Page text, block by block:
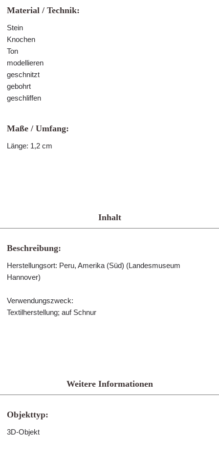
Material / Technik:
Stein
Knochen
Ton
modellieren
geschnitzt
gebohrt
geschliffen
Maße / Umfang:
Länge: 1,2 cm
Inhalt
Beschreibung:
Herstellungsort: Peru, Amerika (Süd) (Landesmuseum
Hannover)
Verwendungszweck:
Textilherstellung; auf Schnur
Weitere Informationen
Objekttyp:
3D-Objekt